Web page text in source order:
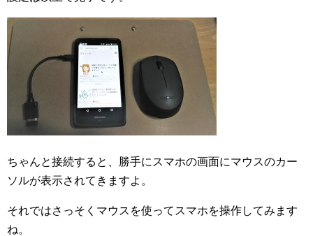
ちゃんと接続すると、勝手にスマホの画面にマウスのカー
ソルが表示されてきますよ。
それではさっそくマウスを使ってスマホを操作してみます
ね。